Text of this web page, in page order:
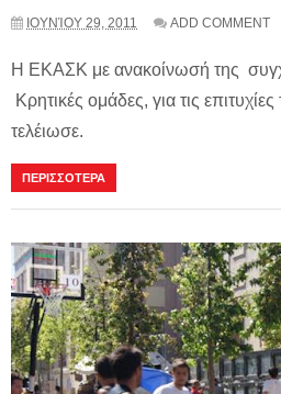
ΙΟΥΝΊΟΥ 29, 2011 ADD COMMENT
Η ΕΚΑΣΚ με ανακοίνωσή της
Κρητικές ομάδες, για τις
τελέιωσε.
ΠΕΡΙΣΣΟΤΕΡΑ